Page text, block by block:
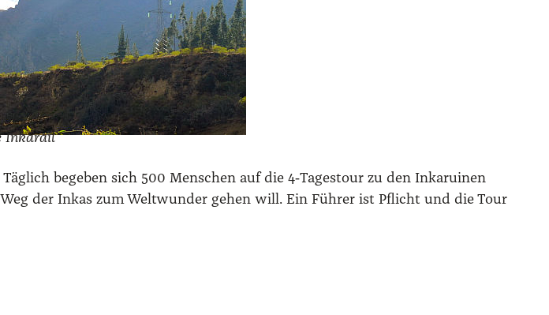
Inka­rail
bege­ben sich 500 Men­schen auf die 4‑Tagestour zu den Inka­rui­nen
der Inkas zum Welt­wun­der gehen will. Ein Füh­rer ist Pflicht und die Tour